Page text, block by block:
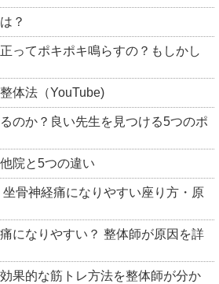
？
ってポキポキ鳴らすの？もしかし
体法（YouTube)
のか？良い先生を見つける5つのポ
院と5つの違い
骨神経痛になりやすい座り方・原
になりやすい？ 整体師が原因を詳
果的な筋トレ方法を整体師が分か